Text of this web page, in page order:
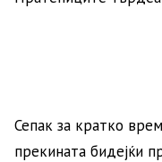
Сепак за кратко
прекината бидејќи